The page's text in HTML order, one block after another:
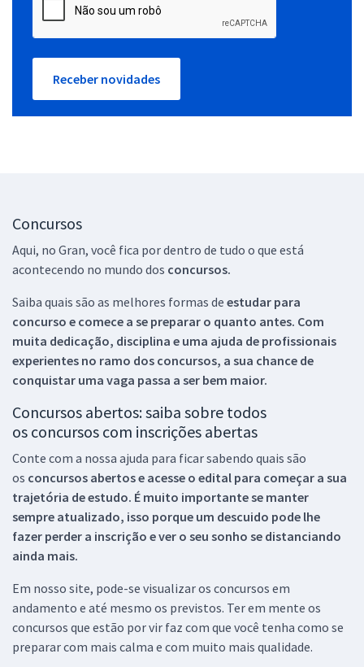
Receber novidades
Concursos
Aqui, no Gran, você fica por dentro de tudo o que está
acontecendo no mundo dos concursos.
Saiba quais são as melhores formas de estudar para
concurso e comece a se preparar o quanto antes. Com
muita dedicação, disciplina e uma ajuda de profissionais
experientes no ramo dos concursos, a sua chance de
conquistar uma vaga passa a ser bem maior.
Concursos abertos: saiba sobre todos
os concursos com inscrições abertas
Conte com a nossa ajuda para ficar sabendo quais são
os concursos abertos e acesse o edital para começar a sua
trajetória de estudo. É muito importante se manter
sempre atualizado, isso porque um descuido pode lhe
fazer perder a inscrição e ver o seu sonho se distanciando
ainda mais.
Em nosso site, pode-se visualizar os concursos em
andamento e até mesmo os previstos. Ter em mente os
concursos que estão por vir faz com que você tenha como se
preparar com mais calma e com muito mais qualidade.